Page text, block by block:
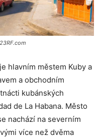
hlavním městem Kuby a
a obchodním
kubánských
de La Habana. Město
nachází na severním
více než dvěma